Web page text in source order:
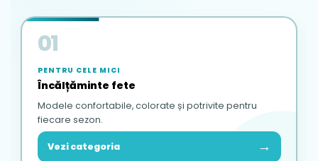
01
PENTRU CELE MICI
Încălțăminte fete
Modele confortabile, colorate și potrivite pentru
fiecare sezon.
Vezi categoria →